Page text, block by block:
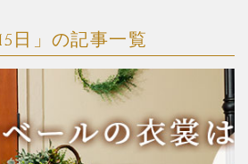
日 」の記事一覧